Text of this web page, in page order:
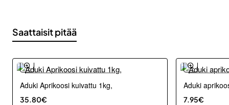
Saattaisit pitää
Aduki Aprikoosi kuivattu 1kg,
35.80€
Aduki
7.95€